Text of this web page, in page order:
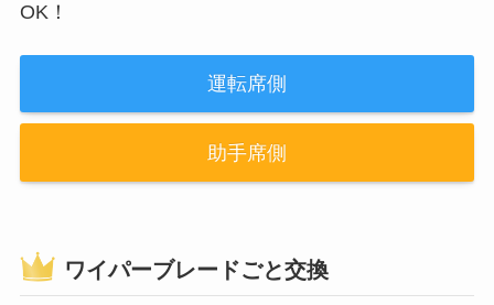
OK！
運転席側
助手席側
ワイパーブレードごと交換